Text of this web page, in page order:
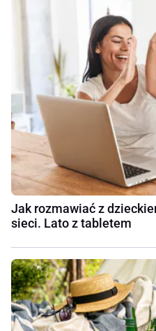
Jak rozmawiać z
sieci. Lato z tabletem